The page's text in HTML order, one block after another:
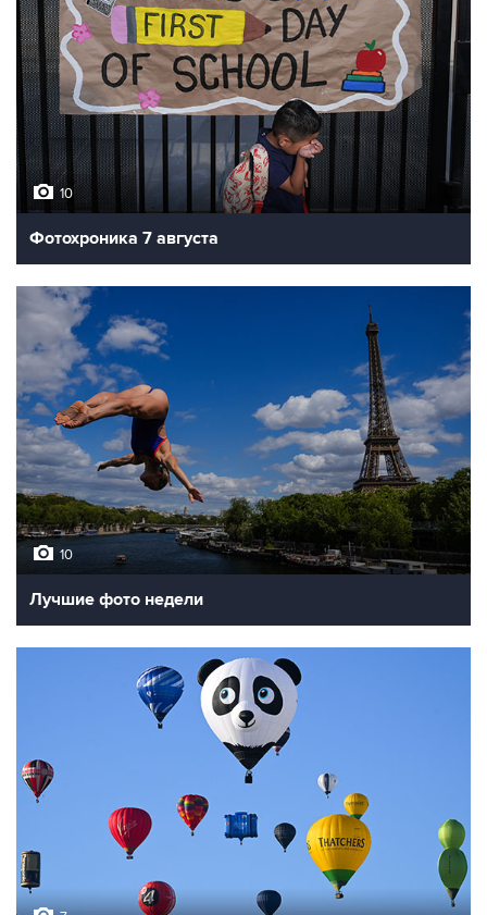
10
Фотохроника 7 августа
10
Лучшие фото недели